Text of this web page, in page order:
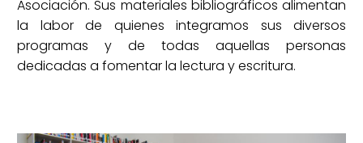
Asociación. Sus materiales bibliográficos alimentan
la labor de quienes integramos sus diversos
programas y de todas aquellas personas
dedicadas a fomentar la lectura y escritura.